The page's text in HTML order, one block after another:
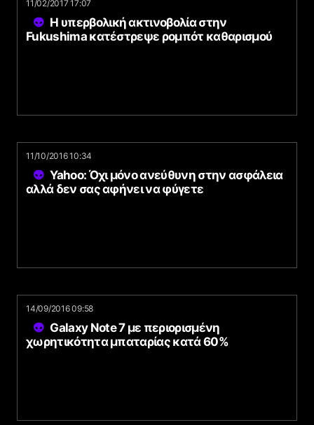
11/02/2017 17:07
Η υπερβολική ακτινοβολία στην
Fukushima κατέστρεψε ρομπότ καθαρισμού
11/10/2016 10:34
Yahoo: Όχι μόνο ανεύθυνη στην ασφάλεια
αλλά δεν σας αφήνει να φύγετε
14/09/2016 09:58
Galaxy Note 7 με περιορισμένη
χωρητικότητα μπαταρίας κατά 60%